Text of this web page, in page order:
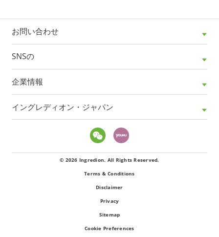
お問い合わせ
SNSの
企業情報
イングレディオン・ジャパン
© 2026 Ingredion. All Rights Reserved.
Terms & Conditions
Disclaimer
Privacy
Sitemap
Cookie Preferences